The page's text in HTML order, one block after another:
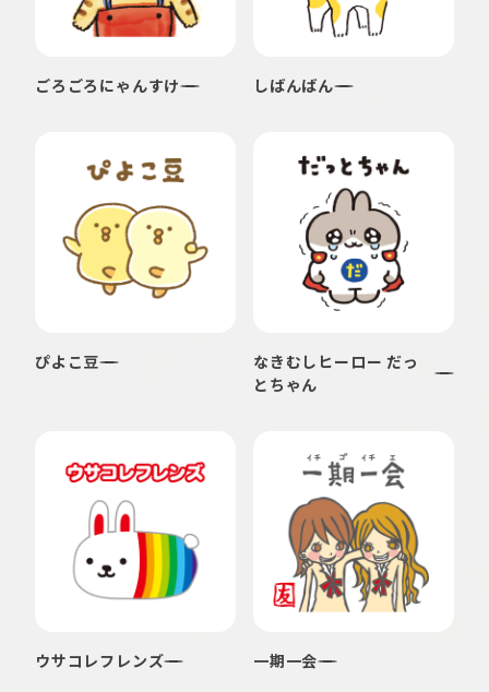
ごろごろにゃんすけ しばんばん
ぴよこ豆
なきむしヒーロー だっ
とちゃん
ウサコレフレンズ 一期一会